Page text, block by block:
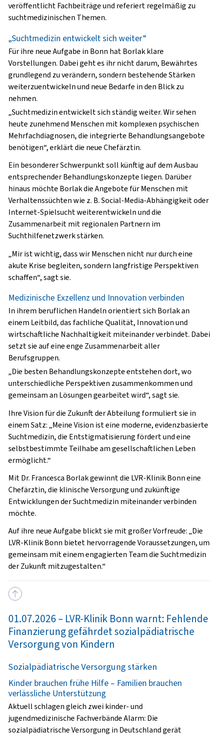
veröffentlicht Fachbeiträge und referiert regelmäßig zu
suchtmedizinischen Themen.
„Suchtmedizin entwickelt sich weiter“
Für ihre neue Aufgabe in Bonn hat Borlak klare
Vorstellungen. Dabei geht es ihr nicht darum, Bewährtes
grundlegend zu verändern, sondern bestehende Stärken
weiterzuentwickeln und neue Bedarfe in den Blick zu
nehmen.
„Suchtmedizin entwickelt sich ständig weiter. Wir sehen
heute zunehmend Menschen mit komplexen psychischen
Mehrfachdiagnosen, die integrierte Behandlungsangebote
benötigen“, erklärt die neue Chefärztin.
Ein besonderer Schwerpunkt soll künftig auf dem Ausbau
entsprechender Behandlungskonzepte liegen. Darüber
hinaus möchte Borlak die Angebote für Menschen mit
Verhaltenssüchten wie z. B. Social-Media-Abhängigkeit oder
Internet-Spielsucht weiterentwickeln und die
Zusammenarbeit mit regionalen Partnern im
Suchthilfenetzwerk stärken.
„Mir ist wichtig, dass wir Menschen nicht nur durch eine
akute Krise begleiten, sondern langfristige Perspektiven
schaffen“, sagt sie.
Medizinische Exzellenz und Innovation verbinden
In ihrem beruflichen Handeln orientiert sich Borlak an
einem Leitbild, das fachliche Qualität, Innovation und
wirtschaftliche Nachhaltigkeit miteinander verbindet. Dabei
setzt sie auf eine enge Zusammenarbeit aller
Berufsgruppen.
„Die besten Behandlungskonzepte entstehen dort, wo
unterschiedliche Perspektiven zusammenkommen und
gemeinsam an Lösungen gearbeitet wird“, sagt sie.
Ihre Vision für die Zukunft der Abteilung formuliert sie in
einem Satz: „Meine Vision ist eine moderne, evidenzbasierte
Suchtmedizin, die Entstigmatisierung fördert und eine
selbstbestimmte Teilhabe am gesellschaftlichen Leben
ermöglicht.“
Mit Dr. Francesca Borlak gewinnt die LVR-Klinik Bonn eine
Chefärztin, die klinische Versorgung und zukünftige
Entwicklungen der Suchtmedizin miteinander verbinden
möchte.
Auf ihre neue Aufgabe blickt sie mit großer Vorfreude: „Die
LVR-Klinik Bonn bietet hervorragende Voraussetzungen, um
gemeinsam mit einem engagierten Team die Suchtmedizin
der Zukunft mitzugestalten.“
01.07.2026 – LVR-Klinik Bonn warnt: Fehlende
Finanzierung gefährdet sozialpädiatrische
Versorgung von Kindern
Sozialpädiatrische Versorgung stärken
Kinder brauchen frühe Hilfe – Familien brauchen
verlässliche Unterstützung
Aktuell schlagen gleich zwei kinder- und
jugendmedizinische Fachverbände Alarm: Die
sozialpädiatrische Versorgung in Deutschland gerät